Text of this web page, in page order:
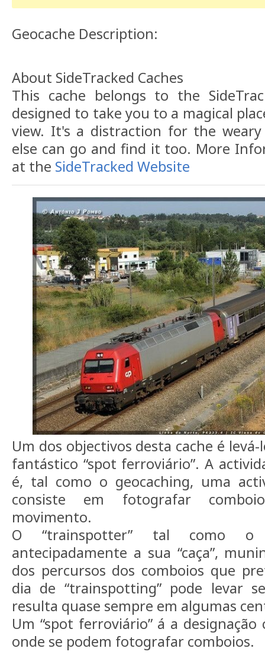
Geocache Description:
About SideTracked Caches
This cache belongs to the
designed to take you to a magical
view. It's a distraction for the
else can go and find it too. More
at the SideTracked Website
Um dos objectivos desta cache é
fantástico “spot ferroviário”. A
é, tal como o geocaching, uma
consiste em fotografar
movimento.
O “trainspotter” tal como o
antecipadamente a sua “caça”,
dos percursos dos comboios que
dia de “trainspotting” pode levar
resulta quase sempre em algumas
Um “spot ferroviário” á a
onde se podem fotografar comboios.